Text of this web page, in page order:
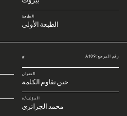
الطبعة
الطبعة الأولى
رقم المرجع: A109 #
العنوان
حين تقاوم الكلمة
المؤلف/ة
محمد الجزائري